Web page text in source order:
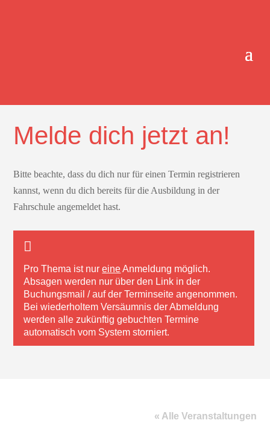
Melde dich jetzt an!
Bitte beachte, dass du dich nur für einen Termin registrieren
kannst, wenn du dich bereits für die Ausbildung in der
Fahrschule angemeldet hast.
Pro Thema ist nureineAnmeldung möglich.
Absagen werden nur über den Link in der
Buchungsmail / auf der Terminseite angenommen.
Bei wiederholtem Versäumnis der Abmeldung
werden alle zukünftig gebuchten Termine
automatisch vom System storniert.
« Alle Veranstaltungen